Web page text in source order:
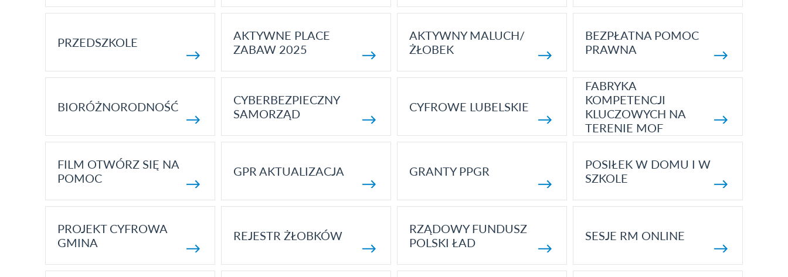
PRZEDSZKOLE
AKTYWNE PLACE
ZABAW 2025
AKTYWNY MALUCH/
ŻŁOBEK
BEZPŁATNA POMOC
PRAWNA
BIORÓŻNORODNOŚĆ
CYBERBEZPIECZNY
SAMORZĄD
CYFROWE LUBELSKIE
FABRYKA
KOMPETENCJI
KLUCZOWYCH NA
TERENIE MOF
FILM OTWÓRZ SIĘ NA
POMOC
GPR AKTUALIZACJA GRANTY PPGR
POSIŁEK W DOMU I W
SZKOLE
PROJEKT CYFROWA
GMINA
REJESTR ŻŁOBKÓW
RZĄDOWY FUNDUSZ
POLSKI ŁAD
SESJE RM ONLINE